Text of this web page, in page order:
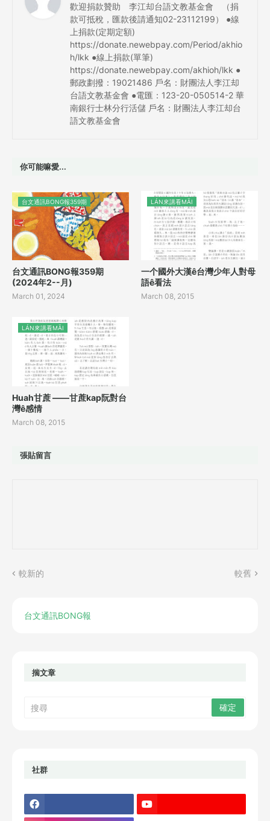
歡迎捐款贊助 李江却台語文教基金會 （捐
款可抵稅，匯款後請通知02-23112199） ●線
上捐款(定期定額)
https://donate.newebpay.com/Period/akhio
h/lkk ●線上捐款(單筆)
https://donate.newebpay.com/akhioh/lkk ●
郵政劃撥：19021486 戶名：財團法人李江却
台語文教基金會 ●電匯：123-20-050514-2 華
南銀行士林分行活儲 戶名：財團法人李江却台
語文教基金會
你可能嘛愛...
台文通訊BONG報359期
台文通訊BONG報359期
(2024年2--月)
March 01, 2024
LÁN來講看MĀI
一个國外大漢ê台灣少年人對母
語ê看法
March 08, 2015
LÁN來講看MĀI
Huah甘蔗 ——甘蔗kap阮對台
灣ê感情
March 08, 2015
張貼留言
較新的 較舊
台文通訊BONG報
揣文章
社群